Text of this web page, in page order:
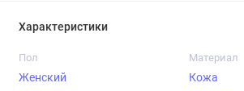
Характеристики
Пол
Женский
Материал
Кожа